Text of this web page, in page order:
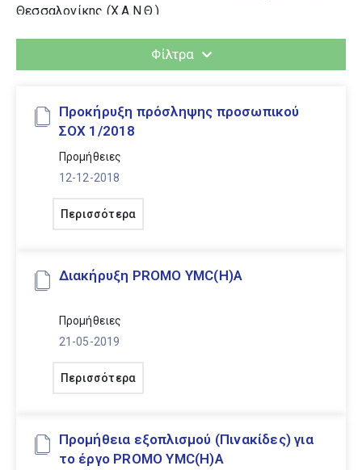
Θεσσαλονίκης (Χ.Α.Ν.Θ.)
Εταίροι:
1. Νοτιοδυτικό Πανεπιστήμιο Neofit Rilsky του
και Αθλητισμού
2. Δήμος Κορδελιού – Ευόσμου
Ανάλυση Προϋπολογισμού ανά εταίρο
ΕΤΑΙΡΟΣ
Χριστιανική
Θεσσαλονίκης(Χ.Α.Ν.Θ.)
Ευόσμου
Πανεπιστήμιο
Φίλτρα
Προκήρυξη πρόσληψης προσωπικού
ΣΟΧ 1/2018
Προμήθειες
12-12-2018
Περισσότερα
Διακήρυξη PROMO YMC(H)A
Προμήθειες
21-05-2019
Περισσότερα
Προμήθεια εξοπλισμού (Πινακίδες) για
το έργο PROMO YMC(H)A